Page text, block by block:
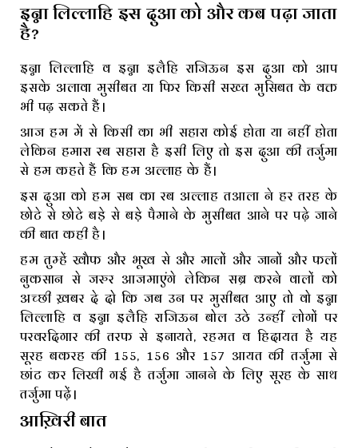
इन्ना लिल्लाहि इस दुआ को और कब पढ़ा जाता
है?
इन्ना लिल्लाहि व इन्ना इलैहि राजिऊन इस दुआ को आप
इसके अलावा मुसीबत या फिर किसी सख्त मुसिबत के वक्त
भी पढ़ सकते हैं।
आज हम में से किसी का भी सहारा कोई होता या नहीं होता
लेकिन हमारा रब सहारा है इसी लिए तो इस दुआ की तर्जुमा
से हम कहते हैं कि हम अल्लाह के हैं।
इस दुआ को हम सब का रब अल्लाह तआला ने हर तरह के
छोटे से छोटे बड़े से बड़े पैमाने के मुसीबत आने पर पढ़े जाने
की बात कही है।
हम तुम्हें खौफ और भूख से और मालों और जानों और फलों
नुकसान से जरुर आजमाएंगे लेकिन सब्र करने वालों को
अच्छी ख़बर दे दो कि जब उन पर मुसीबत आए तो वो इन्ना
लिल्लाहि व इन्ना इलैहि राजिऊन बोल उठे उन्हीं लोगों पर
परवरदिगार की तरफ से इनायते, रहमत व हिदायत है यह
सूरह बकरह की 155, 156 और 157 आयत की तर्जुमा से
छांट कर लिखी गई है तर्जुमा जानने के लिए सूरह के साथ
तर्जुमा पढ़ें।
आख़िरी बात